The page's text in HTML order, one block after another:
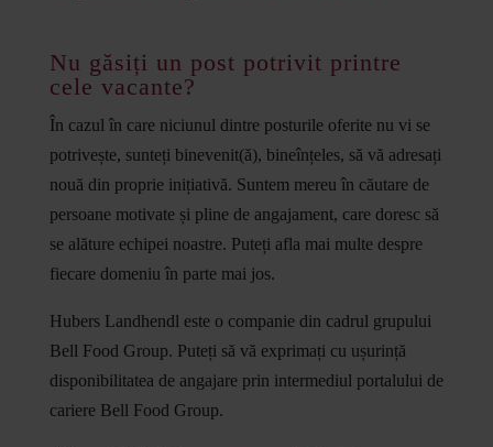
Nu găsiți un post potrivit printre
cele vacante?
În cazul în care niciunul dintre posturile oferite nu vi se
potrivește, sunteți binevenit(ă), bineînțeles, să vă adresați
nouă din proprie inițiativă. Suntem mereu în căutare de
persoane motivate și pline de angajament, care doresc să
se alăture echipei noastre. Puteți afla mai multe despre
fiecare domeniu în parte mai jos.
Hubers Landhendl este o companie din cadrul grupului
Bell Food Group. Puteți să vă exprimați cu ușurință
disponibilitatea de angajare prin intermediul portalului de
cariere Bell Food Group.